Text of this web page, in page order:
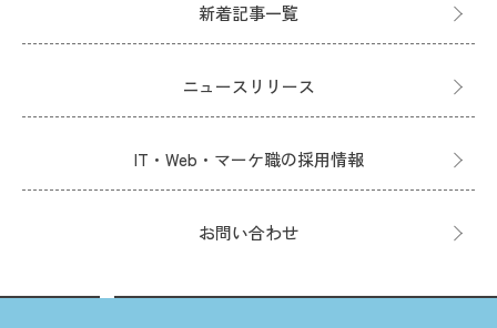
新着記事一覧
ニュースリリース
IT・Web・マーケ職の採用情報
お問い合わせ